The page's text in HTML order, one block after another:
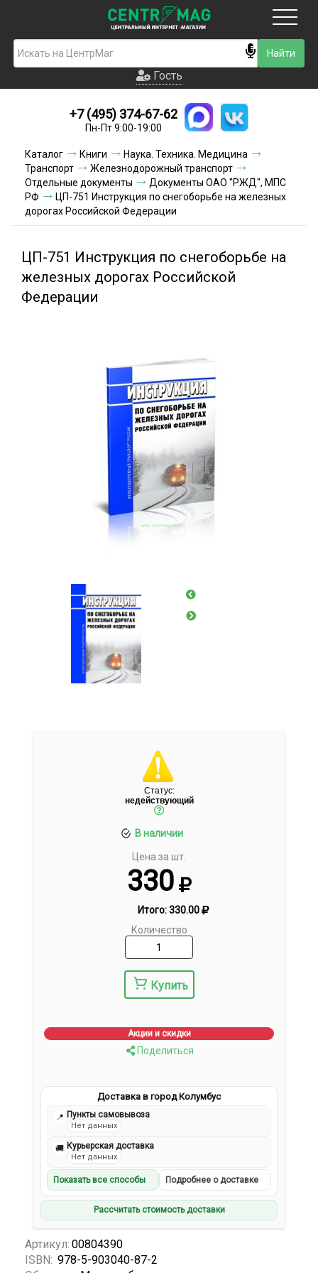
Гость
Новинки
Условия доставки
Условия оплаты
Контакты
Гость
+7 (495) 374-67-62
Пн-Пт 9:00-19:00
Каталог Книги
Наука. Техника. Медицина
Транспорт
Железнодорожный транспорт
Отдельные документы
Документы ОАО "РЖД", МПС
РФ
ЦП-751 Инструкция по снегоборьбе на железных
дорогах Российской Федерации
ЦП-751 Инструкция по снегоборьбе на
железных дорогах Российской
Федерации
Статус:
недействующий
В наличии
Цена за шт.
330
Итого:330.00
Количество
Купить
Акции и скидки
Поделиться
Доставка в город Колумбус
📍 Пункты самовывоза
Нет данных
🚚 Курьерская доставка
Нет данных
Показать все способы Подробнее о доставке
Рассчитать стоимость доставки
Артикул: 00804390
ISBN: 978-5-903040-87-2